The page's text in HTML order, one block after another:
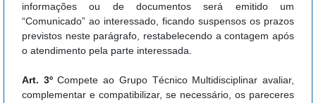
informações ou de documentos será emitido um
“Comunicado” ao interessado, ficando suspensos os prazos
previstos neste parágrafo, restabelecendo a contagem após
o atendimento pela parte interessada.
Art. 3ºCompete ao Grupo Técnico Multidisciplinar avaliar,
complementar e compatibilizar, se necessário, os pareceres